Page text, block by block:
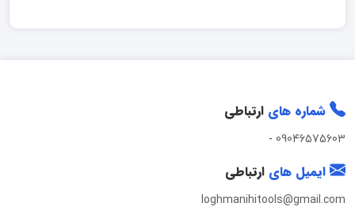
شماره های ارتباطی
09046575603
-
ایمیل های ارتباطی
loghmanihitools@gmail.com